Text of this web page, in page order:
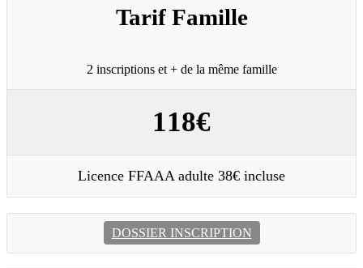
Tarif Famille
2 inscriptions et + de la même famille
118€
Licence FFAAA adulte 38€ incluse
DOSSIER INSCRIPTION